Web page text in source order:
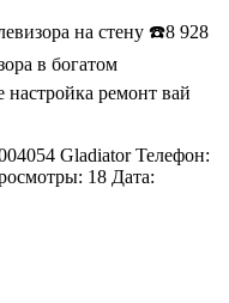
на стену ☎️8 928
в богатом
настройка ремонт вай
GladiatorТелефон:
18 Дата: